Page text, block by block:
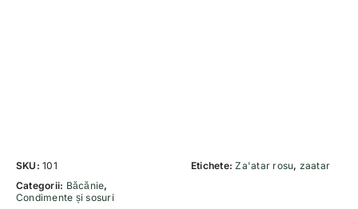
SKU:101
Categorii: Băcănie,
Condimente și sosuri
Etichete:Za'atar rosu, zaatar